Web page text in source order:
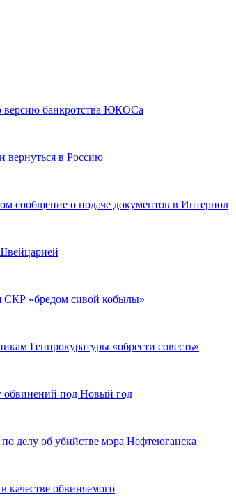
версию банкротства ЮКОСа
вернуться в Россию
сообщение о подаче документов в Интерпол
СКР «бредом сивой кобылы»
Генпрокуратуры «обрести совесть»
обвинений под Новый год
делу об убийстве мэра Нефтеюганска
качестве обвиняемого